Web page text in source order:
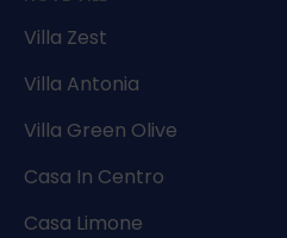
Villa Zest
Villa Antonia
Villa Green Olive
Casa In Centro
Casa Limone